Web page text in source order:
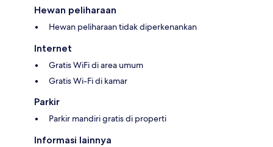
Hewan peliharaan
Hewan peliharaan tidak diperkenankan
Internet
Gratis WiFi di area umum
Gratis Wi-Fi di kamar
Parkir
Parkir mandiri gratis di properti
Informasi lainnya